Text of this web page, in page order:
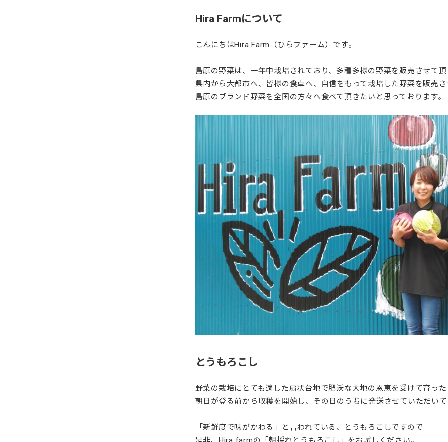
Hira Farmについて
こんにちはHira Farm（ひらファーム）です。
島原の野菜は、一年中栽培されており、多種多様の野菜を販売させて
県内から大都市へ、皆様の食卓へ、自信をもって栽培した野菜を販売
島原のブランド野菜を全国の方々へ食べて頂きたいと思っております。
とうもろこし
野菜の栽培にとても適した扇状台地で肥沃な大地の恩恵を受けて育っ
朝日が登る前から収穫を開始し、その日のうちに発送させていただい
「新鮮度で味がかわる」と言われている、とうもろこしですので